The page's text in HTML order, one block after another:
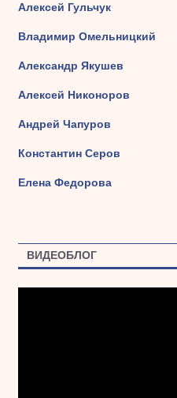
Алексей Гульчук
Владимир Омельницкий
Александр Якушев
Алексей Никоноров
Андрей Чапуров
Константин Серов
Елена Федорова
ВИДЕОБЛОГ